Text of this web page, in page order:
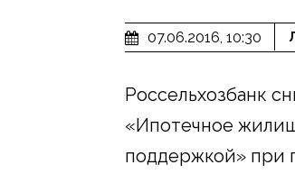
07.06.2016, 10:30
Россельхозбанк
«Ипотечное
поддержкой» при